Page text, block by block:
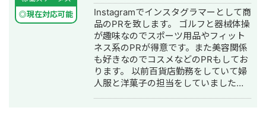
◎現在対応可能
Instagramでインスタグラマーとして商
品のPRを致します。 ゴルフと器械体操
が趣味なのでスポーツ用品やフィット
ネス系のPRが得意です。また美容関係
も好きなのでコスメなどのPRもしてお
ります。 以前百貨店勤務をしていて婦
人服と洋菓子の担当をしていましたの